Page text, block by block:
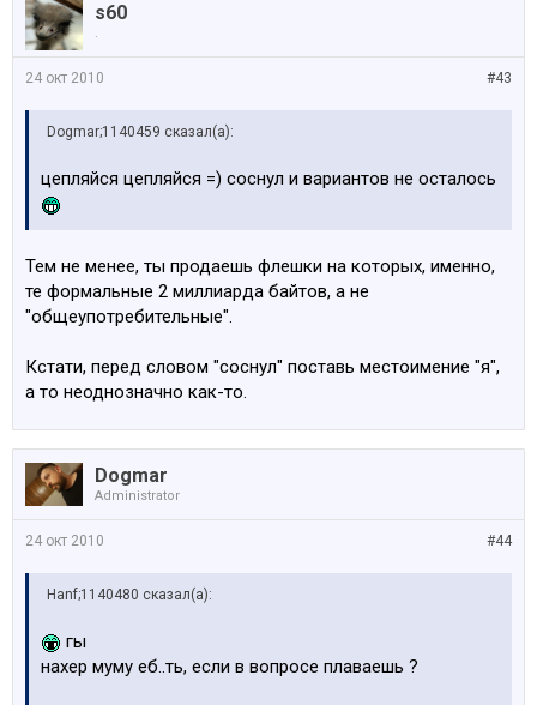
s60
.
#43
24 окт 2010
Dogmar;1140459 сказал(а):
цепляйся цепляйся =) соснул и вариантов не осталось
Тем не менее, ты продаешь флешки на которых, именно,
те формальные 2 миллиарда байтов, а не
"общеупотребительные".
Кстати, перед словом "соснул" поставь местоимение "я",
а то неоднозначно как-то.
Dogmar
Administrator
#44
24 окт 2010
Hanf;1140480 сказал(а):
гы
нахер муму еб..ть, если в вопросе плаваешь ?